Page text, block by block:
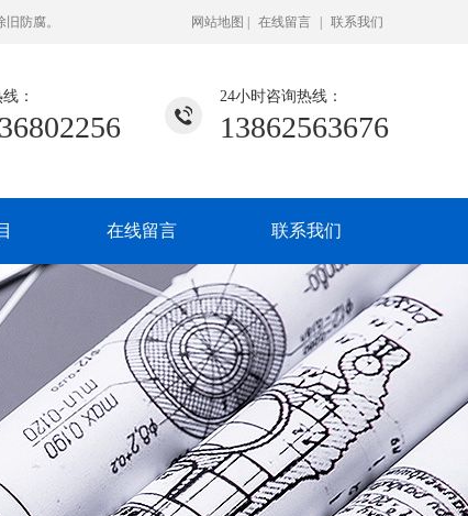
防腐。 网站地图 在线留言 联系我们
24小时咨询热线：
13862563676
：
在线留言 联系我们